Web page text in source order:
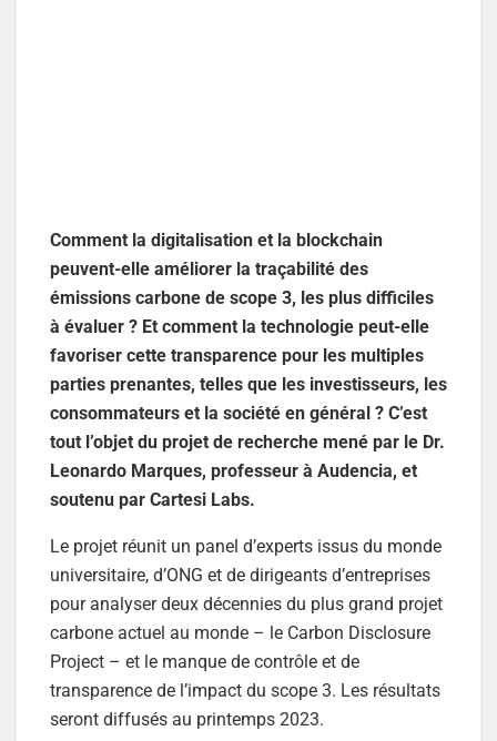
Comment la digitalisation et la blockchain
peuvent-elle améliorer la traçabilité des
émissions carbone de scope 3, les plus difficiles
à évaluer ? Et comment la technologie peut-elle
favoriser cette transparence pour les multiples
parties prenantes, telles que les investisseurs, les
consommateurs et la société en général ? C’est
tout l’objet du projet de recherche mené par le Dr.
Leonardo Marques, professeur à Audencia, et
soutenu par Cartesi Labs.
Le projet réunit un panel d’experts issus du monde
universitaire, d’ONG et de dirigeants d’entreprises
pour analyser deux décennies du plus grand projet
carbone actuel au monde – le Carbon Disclosure
Project – et le manque de contrôle et de
transparence de l’impact du scope 3. Les résultats
seront diffusés au printemps 2023.